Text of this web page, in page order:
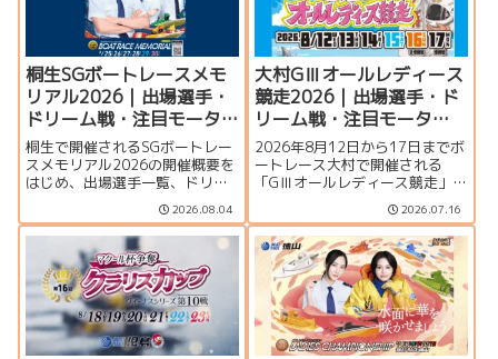
桐生SGボートレースメモ
リアル2026｜出場選手・
ドリーム戦・注目モータ
ー・イベント情報まとめ
桐生で開催されるSGボートレー
スメモリアル2026の開催概要を
はじめ、出場選手一覧、ドリー
徴、イベント情報を詳しく紹
介。峰竜太、毒島誠、定松勇樹
らトップレーサーが集結する真
夏のSGの見どころを徹底解説し
ます。
2026.08.04
大村GⅢオールレディース
競走2026｜出場選手・ド
リーム戦・注目モータ
ー・イベント情報まとめ
2026年8月12日から17日までボ
ートレース大村で開催される
「GⅢオールレディース競走」の
望、出場選手一覧、発祥地ドリ
ーム、注目モーター、大村水面
の攻略ポイント、イベント情報
まで詳しく紹介します。
2026.07.16